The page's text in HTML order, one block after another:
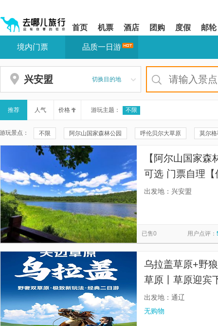
shift+enter
网
导
盲
导
模
您
站
区,
本
有
6
块,
按
下
Tab
键
浏
览
信
息
首页 机票 酒店 团购 度假 邮轮
您
站
区
境内门票 品质一日游
兴安盟 切换目的地
推荐 人气 价格 游玩主题： 不限
游玩景点： 不限 阿尔山国家森林公园 呼伦贝尔大草原 莫尔
扎赉诺尔博物馆
成吉思汗庙 草原在这里旅游景区 铁木真大汗行营
室韦奥洛契庄园界河风景区 乌兰牧骑宫影城
呼伦贝尔大草原巴尔虎蒙古部落民俗旅游度假景区
满洲里套娃景区 白狼镇鹿村旅游区
敖鲁古雅使鹿部落景区 阿尔山温泉景区 兴安盟图书馆
兴安盟文化馆 兴安盟体育馆
五角枫生态旅游景区 北湖公园 成吉思汗公园 树
突泉县工人文化宫 地池
【阿尔山国家
可选 门票自理
门票】
出发地：兴安盟
已售0 用户点评：
乌拉盖草原+野
草原丨草原迎宾
蒙古包+赠保险】
出发地：通辽
无购物